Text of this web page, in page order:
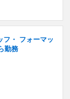
フ・ フォーマッ
勤務